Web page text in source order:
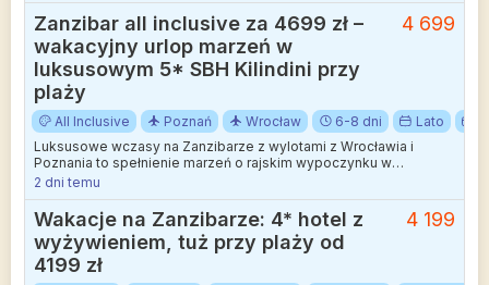
Zanzibar all inclusive za 4699 zł –
wakacyjny urlop marzeń w
luksusowym 5* SBH Kilindini przy
plaży
4 699
All Inclusive Poznań Wrocław 6-8 dni Lato
Luksusowe wczasy na Zanzibarze z wylotami z Wrocławia i
Poznania to spełnienie marzeń o rajskim wypoczynku w
otoczeniu palm i turkusowego oceanu.
2 dni temu
Wakacje na Zanzibarze: 4* hotel z
wyżywieniem, tuż przy plaży od
4199 zł
4 199